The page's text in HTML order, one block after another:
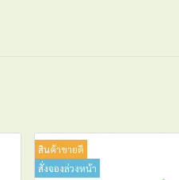
สินค้าขายดี
สั่งจองล่วงหน้า